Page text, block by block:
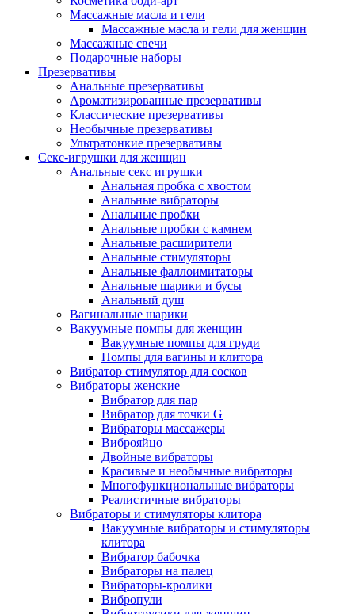
Массажные масла и гели
Массажные масла и гели для женщин
Массажные свечи
Подарочные наборы
Презервативы
Анальные презервативы
Ароматизированные презервативы
Классические презервативы
Необычные презервативы
Ультратонкие презервативы
Секс-игрушки для женщин
Анальные секс игрушки
Анальная пробка с хвостом
Анальные вибраторы
Анальные пробки
Анальные пробки с камнем
Анальные расширители
Анальные стимуляторы
Анальные фаллоимитаторы
Анальные шарики и бусы
Анальный душ
Вагинальные шарики
Вакуумные помпы для женщин
Вакуумные помпы для груди
Помпы для вагины и клитора
Вибратор стимулятор для сосков
Вибраторы женские
Вибратор для пар
Вибратор для точки G
Вибраторы массажеры
Виброяйцо
Двойные вибраторы
Красивые и необычные вибраторы
Многофункциональные вибраторы
Реалистичные вибраторы
Вибраторы и стимуляторы клитора
Вакуумные вибраторы и стимуляторы
клитора
Вибратор бабочка
Вибраторы на палец
Вибраторы-кролики
Вибропули